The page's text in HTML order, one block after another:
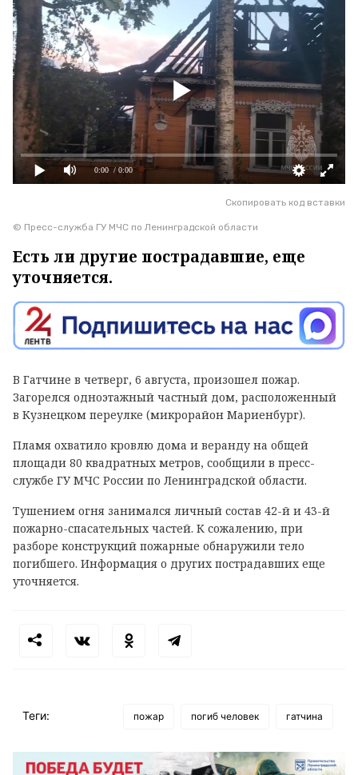
0:00 / 0:00
Скопировать код вставки
© Пресс-служба ГУ МЧС по Ленинградской области
Есть ли другие пострадавшие, еще
уточняется.
В Гатчине в четверг, 6 августа, произошел пожар.
Загорелся одноэтажный частный дом, расположенный
в Кузнецком переулке (микрорайон Мариенбург).
Пламя охватило кровлю дома и веранду на общей
площади 80 квадратных метров, сообщили в пресс-
службе ГУ МЧС России по Ленинградской области.
Тушением огня занимался личный состав 42-й и 43-й
пожарно-спасательных частей. К сожалению, при
разборе конструкций пожарные обнаружили тело
погибшего. Информация о других пострадавших еще
уточняется.
Теги: пожар погиб человек гатчина